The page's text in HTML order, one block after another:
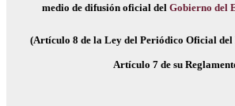
medio de difusión oficial del Gobierno del
(Artículo 8 de la Ley del Periódico Oficial del
Artículo 7 de su